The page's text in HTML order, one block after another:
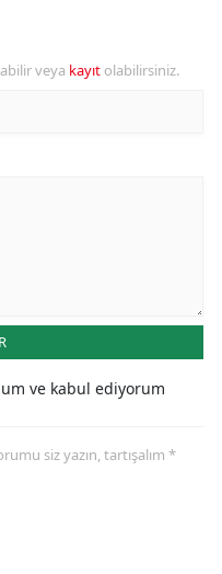
veya kayıt olabilirsiniz.
ve kabul ediyorum
siz yazın, tartışalım *